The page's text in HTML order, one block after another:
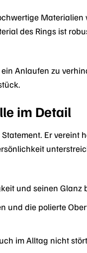
des Rings ist
Anlaufen zu
im Detail
Er
und seinen Glanz
und die polierte
im Alltag nicht